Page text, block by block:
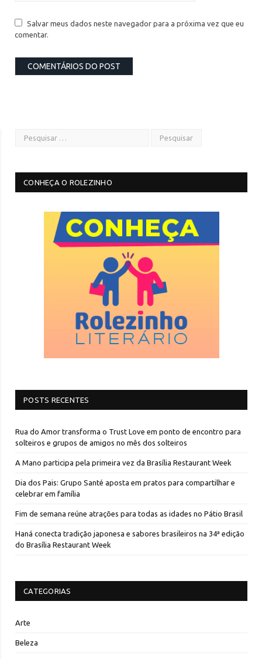
Salvar meus dados neste navegador para a próxima vez que eu
comentar.
CONHEÇA O ROLEZINHO
POSTS RECENTES
Rua do Amor transforma o Trust Love em ponto de encontro para
solteiros e grupos de amigos no mês dos solteiros
A Mano participa pela primeira vez da Brasília Restaurant Week
Dia dos Pais: Grupo Santé aposta em pratos para compartilhar e
celebrar em família
Fim de semana reúne atrações para todas as idades no Pátio Brasil
Haná conecta tradição japonesa e sabores brasileiros na 34ª edição
do Brasília Restaurant Week
CATEGORIAS
Arte
Beleza